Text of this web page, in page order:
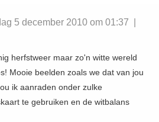
5 december 2010 om 01:37 |
herfstweer maar zo'n witte wereld
Mooie beelden zoals we dat van jou
ik aanraden onder zulke
te gebruiken en de witbalans